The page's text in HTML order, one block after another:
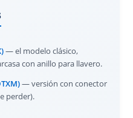
— el modelo clásico,
con anillo para llavero.
— versión con conector
perder).